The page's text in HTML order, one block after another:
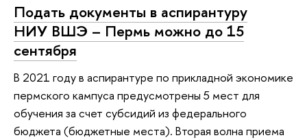
Подать документы в аспирантуру
НИУ ВШЭ – Пермь можно до 15
сентября
В 2021 году в аспирантуре по прикладной экономике
пермского кампуса предусмотрены 5 мест для
обучения за счет субсидий из федерального
бюджета (бюджетные места). Вторая волна приема